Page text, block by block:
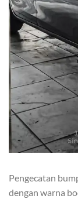
Pengecatan
dengan warna